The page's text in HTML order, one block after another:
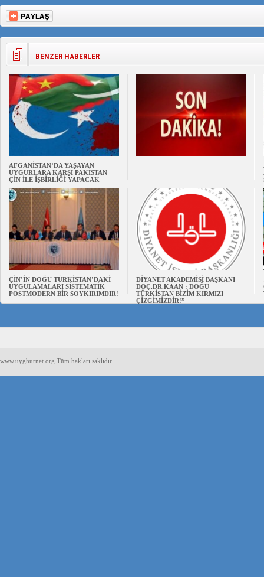
BENZER HABERLER
AFGANİSTAN’DA YAŞAYAN
UYGURLARA KARŞI PAKİSTAN
ÇİN İLE İŞBİRLİĞİ YAPACAK
ÇİN’İN DOĞU TÜRKİSTAN’DAKİ
UYGULAMALARI SİSTEMATİK
POSTMODERN BİR SOYKIRIMDIR!
DİYANET AKADEMİSİ BAŞKANI
DOÇ.DR.KAAN : DOĞU
TÜRKİSTAN BİZİM KIRMIZI
ÇİZGİMİZDİR!”
www.uyghurnet.org Tüm hakları saklıdır